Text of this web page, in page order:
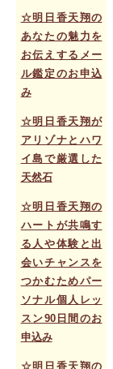
☆明日香天翔の
あなたの魅力を
お伝えするメー
ル鑑定のお申込
み
☆明日香天翔が
アリゾナとハワ
イ島で厳選した
天然石
☆明日香天翔の
ハートが共鳴す
る人や体験と出
会いチャンスを
つかむためパー
ソナル個人レッ
スン90日間のお
申込み
☆明日香天翔の